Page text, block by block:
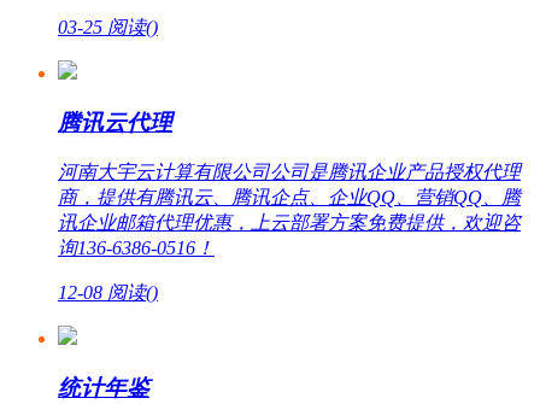
03-25 阅读()
腾讯云代理
河南大宇云计算有限公司公司是腾讯企业产品授权代理
商，提供有腾讯云、腾讯企点、企业QQ、营销QQ、腾
讯企业邮箱代理优惠，上云部署方案免费提供，欢迎咨
询136-6386-0516！
12-08 阅读()
统计年鉴